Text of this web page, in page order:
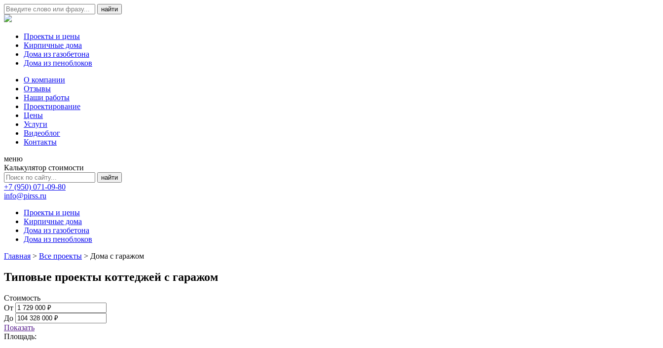
Проекты и цены
Кирпичные дома
Дома из газобетона
Дома из пеноблоков
О компании
Отзывы
Наши работы
Проектирование
Цены
Услуги
Видеоблог
Контакты
меню
Калькулятор стоимости
+7 (950) 071-09-80
info@pirss.ru
Проекты и цены
Кирпичные дома
Дома из газобетона
Дома из пеноблоков
Главная > Все проекты > Дома с гаражом
Типовые проекты коттеджей с гаражом
Стоимость
От
До
Показать
Площадь: